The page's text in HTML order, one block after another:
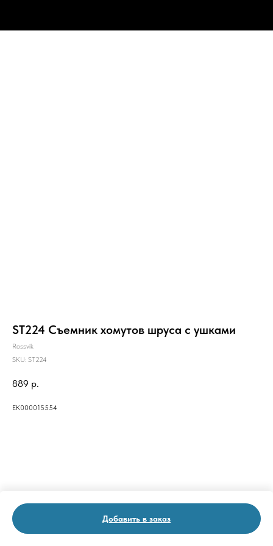
ST224 Съемник хомутов шруса с ушками
Rossvik
SKU: ST224
889 р.
Добавить в заказ
ЕК000015554